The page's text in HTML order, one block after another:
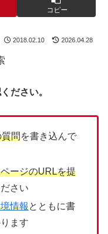
コピー
2018.02.10 2026.04.28
ださい。
問を書き込んで
ージのURLを提
さい
情報とともに書
ます